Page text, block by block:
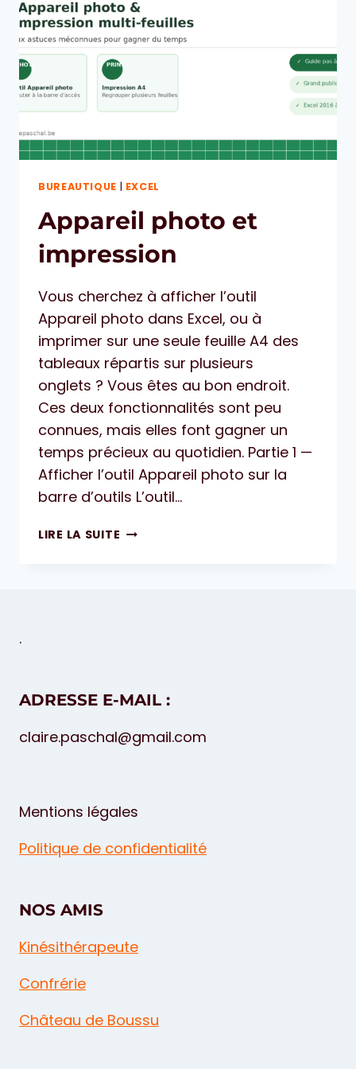
BUREAUTIQUE | EXCEL
Appareil photo et
impression
Vous cherchez à afficher l’outil
Appareil photo dans Excel, ou à
imprimer sur une seule feuille A4 des
tableaux répartis sur plusieurs
onglets ? Vous êtes au bon endroit.
Ces deux fonctionnalités sont peu
connues, mais elles font gagner un
temps précieux au quotidien. Partie 1 —
Afficher l’outil Appareil photo sur la
barre d’outils L’outil…
LIRE LA SUITE APPAREIL
.
ADRESSE E-MAIL :
claire.paschal@gmail.com
Mentions légales
Politique de confidentialité
NOS AMIS
Kinésithérapeute
Confrérie
Château de Boussu